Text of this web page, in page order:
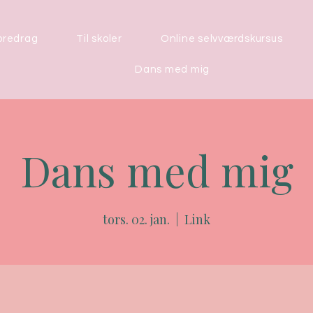
Til skoler Online selvværdskursus
Dans med mig
Dans med mig
tors. 02. jan. Link